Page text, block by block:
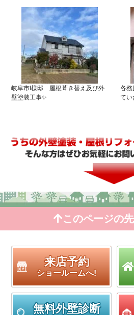
岐阜市I様邸 屋根葺き替え及び外
壁塗装工事✨
各
てい
このページの
来店予約
ショールームへ!
無料外壁診断